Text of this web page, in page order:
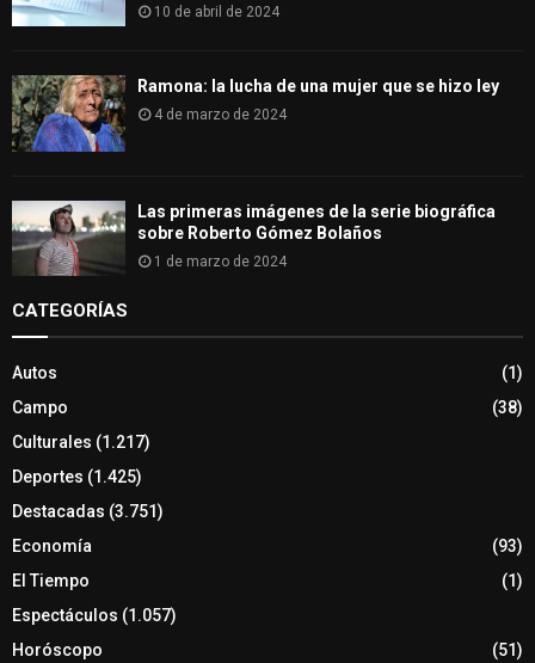
10 de abril de 2024
Ramona: la lucha de una mujer que se hizo ley
4 de marzo de 2024
Las primeras imágenes de la serie biográfica
sobre Roberto Gómez Bolaños
1 de marzo de 2024
CATEGORÍAS
Autos
(1)
Campo
(38)
Culturales (1.217)
Deportes (1.425)
Destacadas (3.751)
Economía
(93)
El Tiempo
(1)
Espectáculos (1.057)
Horóscopo
(51)